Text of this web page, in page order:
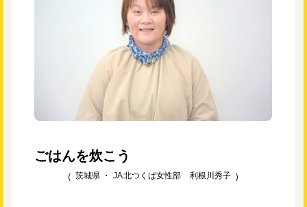
ごはんを炊こう
茨城県 ・ JA北つくば女性部 利根川秀子